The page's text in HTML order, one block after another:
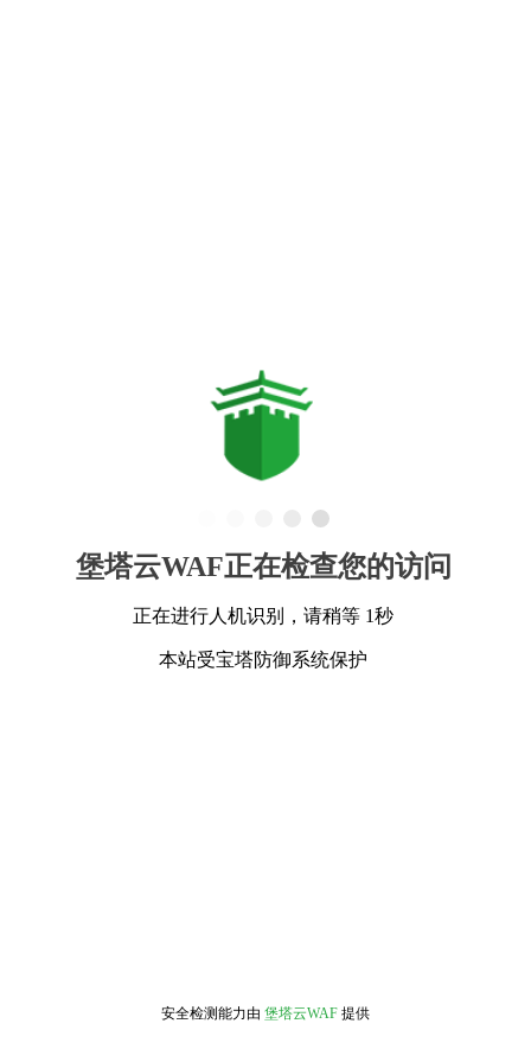
堡塔云WAF正在检查您的访问
正在进行人机识别，请稍等 1秒
本站受宝塔防御系统保护
安全检测能力由 堡塔云WAF 提供